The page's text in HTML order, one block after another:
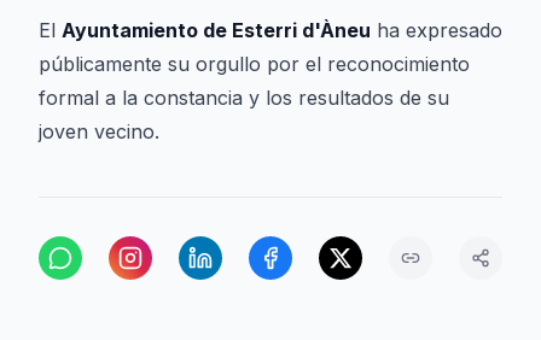
El Ayuntamiento de Esterri d'Àneu ha expresado
públicamente su orgullo por el reconocimiento
formal a la constancia y los resultados de su
joven vecino.